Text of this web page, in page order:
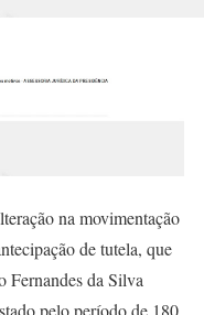
na movimentação
de tutela, que
Fernandes da Silva
pelo período de 180